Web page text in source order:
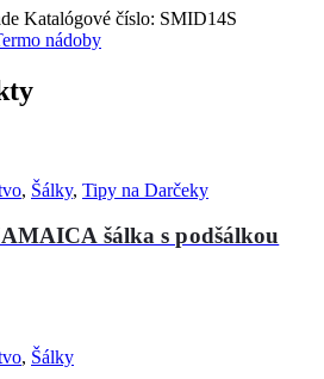
Katalógové číslo: SMID14S
nádoby
, Šálky, Tipy na Darčeky
šálka s podšálkou
, Šálky